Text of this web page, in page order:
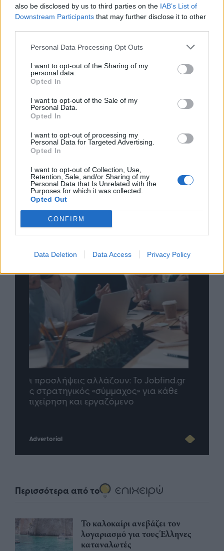
also be disclosed by us to third parties on the IAB’s List of
Downstream Participants that may further disclose it to other
Personal Data Processing Opt Outs
I want to opt-out of the Sharing of my
personal data.
Opted In
I want to opt-out of the Sale of my
Personal Data.
Opted In
I want to opt-out of processing my
Personal Data for Targeted Advertising.
Opted In
I want to opt-out of Collection, Use,
Retention, Sale, and/or Sharing of my
Personal Data that Is Unrelated with the
Purposes for which it was collected.
Opted Out
CONFIRM
Data Deletion Data Access Privacy Policy
Δείτε όλες τις τελευταίες επιχειρηματικές
Σχολιάστε
... σχόλια| Κάνε click για να σχολιάσεις
TP Greece: Πώς διαμορφώνεται το
μέλλον του Insurance στην εποχή του AI
Advertorial
Περισσότερα από το
Το καλοκαίρι ανεβάζει τον
λογαριασμό για τους Έλληνες
καταναλωτές